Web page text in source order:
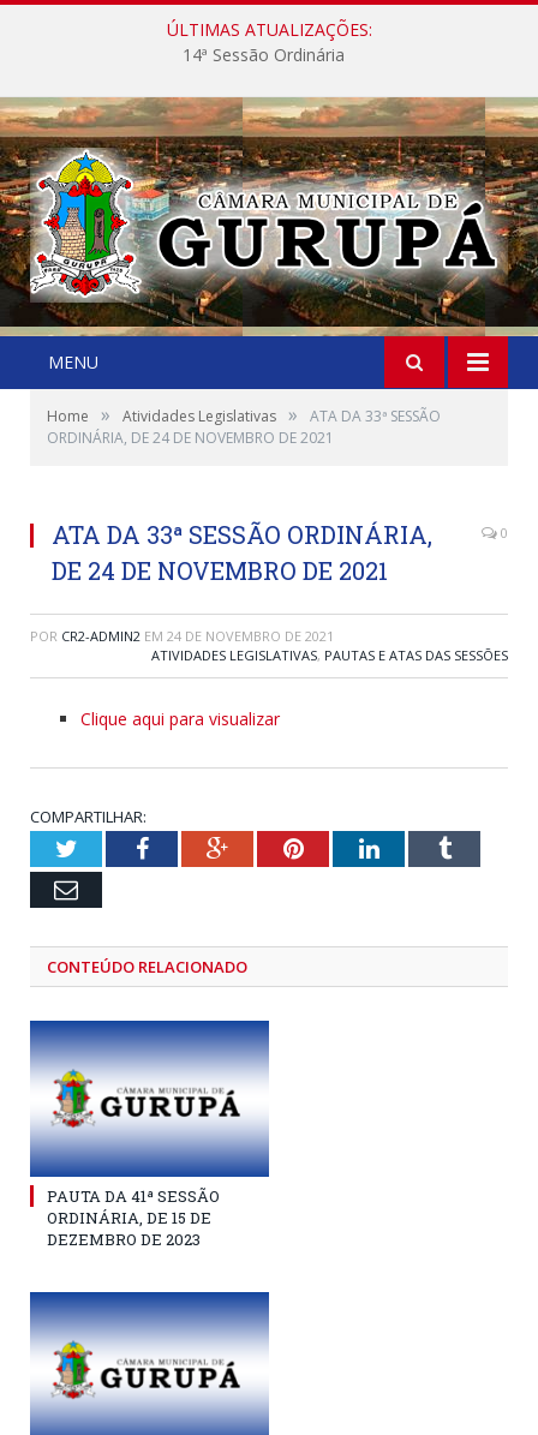
ÚLTIMAS ATUALIZAÇÕES:
14ª Sessão Ordinária
MENU
Home » Atividades Legislativas »
ATA DA 33ª SESSÃO
ORDINÁRIA, DE 24 DE NOVEMBRO DE 2021
ATA DA 33ª SESSÃO ORDINÁRIA,
DE 24 DE NOVEMBRO DE 2021
0
POR CR2-ADMIN2 EM 24 DE NOVEMBRO DE 2021
ATIVIDADES LEGISLATIVAS, PAUTAS E ATAS DAS SESSÕES
Clique aqui para visualizar
COMPARTILHAR:
TwitterFacebookGoogle+PinterestLinkedInTumblr
Email
CONTEÚDO RELACIONADO
PAUTA DA 41ª SESSÃO
ORDINÁRIA, DE 15 DE
DEZEMBRO DE 2023